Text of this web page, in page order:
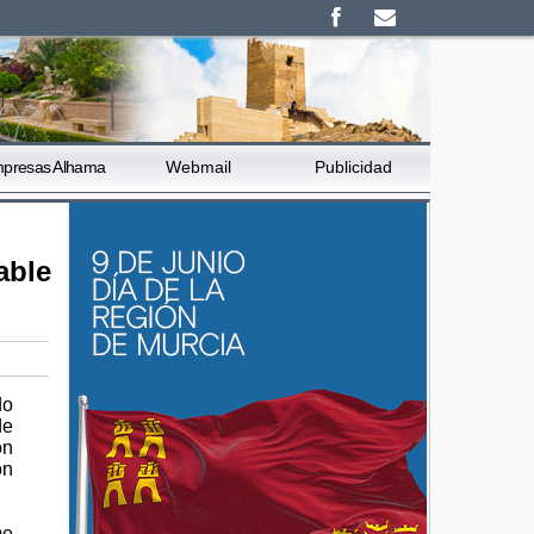
Alhama Webmail Publicidad